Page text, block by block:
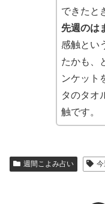
できたと
先週のは
感触とい
たかも、
ンケット
タのタオ
触です。
週間こよみ占い 今